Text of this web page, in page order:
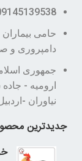
09145139539
حامی
دامپروری و
جمهوری
ارومیه -
نیاوران -
جدیدترین